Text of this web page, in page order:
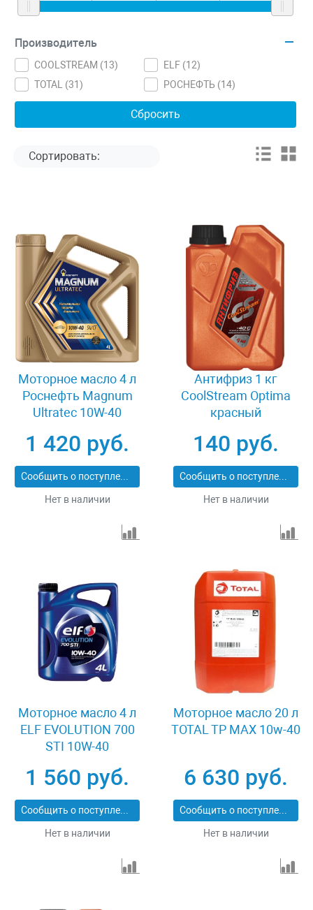
Производитель
COOLSTREAM (13) ELF (12)
TOTAL (31 ) РОСНЕФТЬ (14)
Моторное масло 4 л
Роснефть Magnum
Ultratec 10W-40
1 420 руб.
Сообщить о поступлении
Нет в наличии
Антифриз 1 кг
CoolStream Optima
красный
140 руб.
Сообщить о поступлении
Нет в наличии
Моторное масло 4 л
ELF EVOLUTION 700
STI 10W-40
1 560 руб.
Сообщить о поступлении
Нет в наличии
Моторное масло 20 л
TOTAL TP MAX 10w-40
6 630 руб.
Сообщить о поступлении
Нет в наличии